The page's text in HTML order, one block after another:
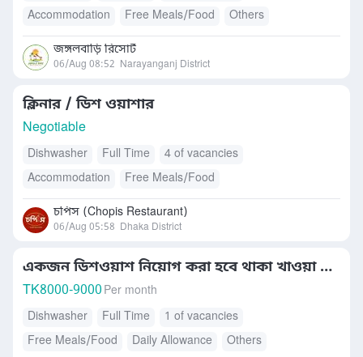
Accommodation
Free Meals/Food Others
জঙ্গলবাড়ি রিসোর্ট
06/Aug 08:52 Narayanganj District
ক্লিনার / ডিশ ওয়াশার
Negotiable
Dishwasher Full Time
4 of vacancies
Accommodation
Free Meals/Food
চপিস (Chopis Restaurant)
06/Aug 05:58 Dhaka District
একজন ডিশওয়াশ নিয়োগ করা হবে থাকা খাওয়া কোম্পানির
TK8000-9000 Per month
Dishwasher
Full Time
1 of vacancies
Free Meals/Food
Daily Allowance
Others